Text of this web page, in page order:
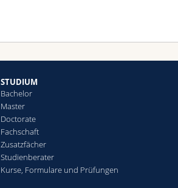
STUDIUM
Bachelor
Master
Doctorate
Fachschaft
Zusatzfächer
Studienberater
Kurse, Formulare und Prüfungen